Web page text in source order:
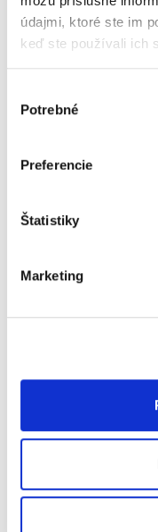
údajmi, ktoré ste im
keď ste používali ich
súhlasu
Potrebné
Preferencie
Štatistiky
Marketing
Vyrobené z
pokožke